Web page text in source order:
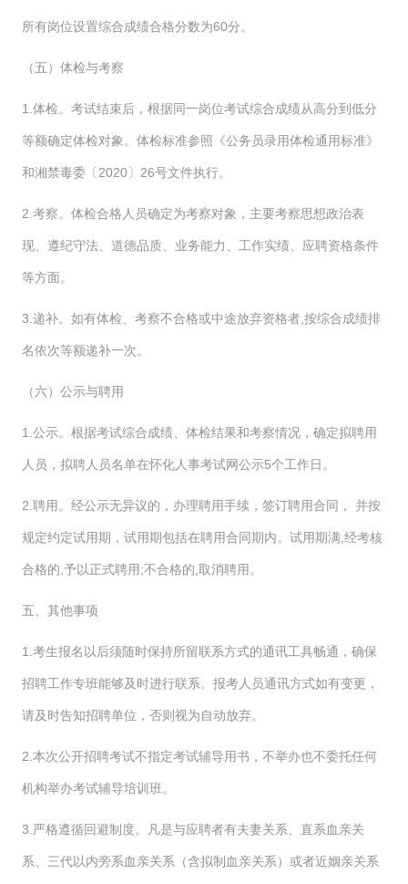
所有岗位设置综合成绩合格分数为60分。
（五）体检与考察
1.体检。考试结束后，根据同一岗位考试综合成绩从高分到低分
等额确定体检对象。体检标准参照《公务员录用体检通用标准》
和湘禁毒委〔2020〕26号文件执行。
2.考察。体检合格人员确定为考察对象，主要考察思想政治表
现、遵纪守法、道德品质、业务能力、工作实绩、应聘资格条件
等方面。
3.递补。如有体检、考察不合格或中途放弃资格者,按综合成绩排
名依次等额递补一次。
（六）公示与聘用
1.公示。根据考试综合成绩、体检结果和考察情况，确定拟聘用
人员，拟聘人员名单在怀化人事考试网公示5个工作日。
2.聘用。经公示无异议的，办理聘用手续，签订聘用合同， 并按
规定约定试用期，试用期包括在聘用合同期内。试用期满,经考核
合格的,予以正式聘用;不合格的,取消聘用。
五、其他事项
1.考生报名以后须随时保持所留联系方式的通讯工具畅通，确保
招聘工作专班能够及时进行联系。报考人员通讯方式如有变更，
请及时告知招聘单位，否则视为自动放弃。
2.本次公开招聘考试不指定考试辅导用书，不举办也不委托任何
机构举办考试辅导培训班。
3.严格遵循回避制度。凡是与应聘者有夫妻关系、直系血亲关
系、三代以内旁系血亲关系（含拟制血亲关系）或者近姻亲关系